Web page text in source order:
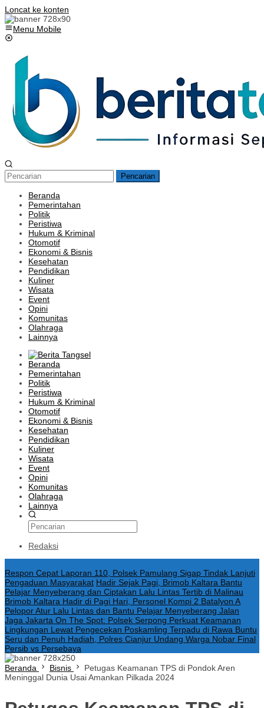
Loncat ke konten
Menu Mobile
Pencarian
Beranda
Pemerintahan
Politik
Peristiwa
Hukum & Kriminal
Otomotif
Ekonomi & Bisnis
Kesehatan
Pendidikan
Kuliner
Wisata
Event
Opini
Komunitas
Olahraga
Lainnya
Beranda
Pemerintahan
Politik
Peristiwa
Hukum & Kriminal
Otomotif
Ekonomi & Bisnis
Kesehatan
Pendidikan
Kuliner
Wisata
Event
Opini
Komunitas
Olahraga
Lainnya
Redaksi
Respon Cepat Laporan 110, Polsek Pamulang Sigap Tindak Lanjuti
Pengaduan Masyarakat Hadir Sejak Pagi, Brimob Kaltara Bantu
Pelajar Menyeberang dan Ciptakan Lalu Lintas Tertib di Malinau
Brimob Kaltara Hadir di Pagi Hari, Personel Kompi 2 Batalyon A
Pelopor Atur Lalu Lintas dan Bantu Pelajar Menyeberang Jalan
Jaga Jakarta On The Spot: Polsek Serpong Perkuat Keamanan
Lingkungan Lewat Pengecekan Poskamling Terpadu di Rawa Buntu
Seru dan Penuh Hadiah, Polres Cianjur Undang Warga Nobar Final
Persib vs Persebaya
Beranda Bisnis
Petugas Keamanan TPS di Pondok Aren
Meninggal Dunia Usai Amankan Pilkada 2024